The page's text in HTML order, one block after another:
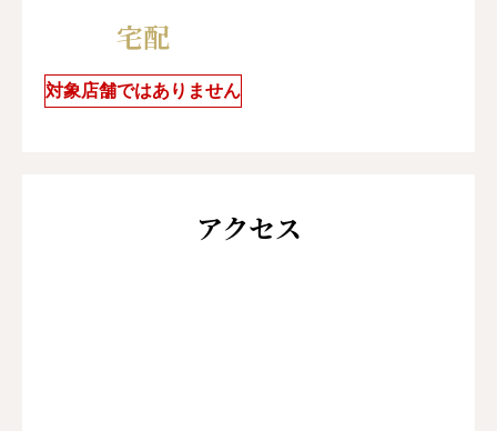
宅配
対象店舗ではありません
アクセス